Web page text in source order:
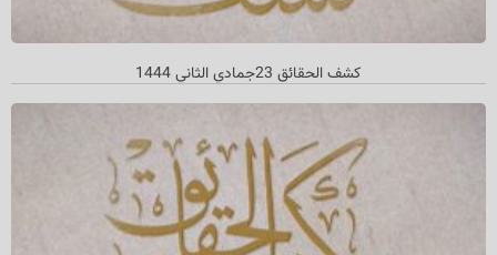
كشف الحقائق 23جمادي الثاني 1444